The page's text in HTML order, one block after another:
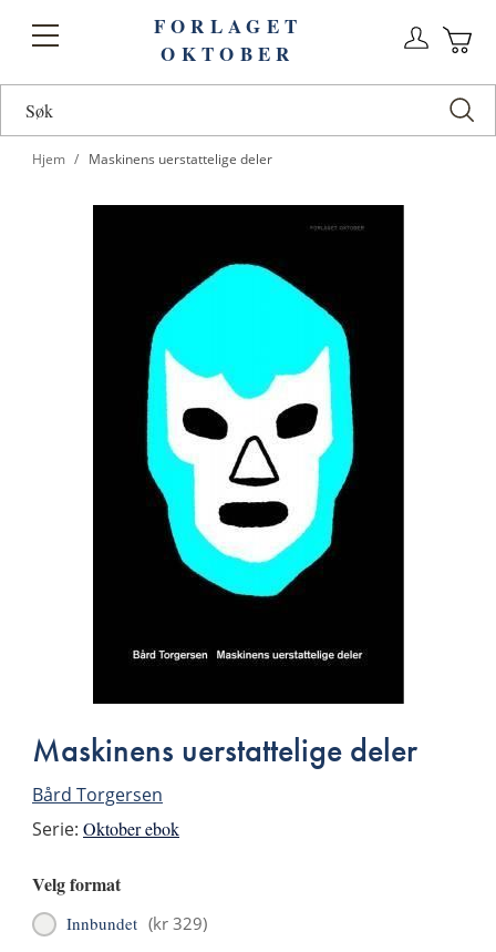
Toggle
FORLAGET
OKTOBER
Hjem Maskinens uerstattelige deler
Maskinens uerstattelige deler
Bård Torgersen
Serie: Oktober ebok
Velg format
Innbundet (kr 329)